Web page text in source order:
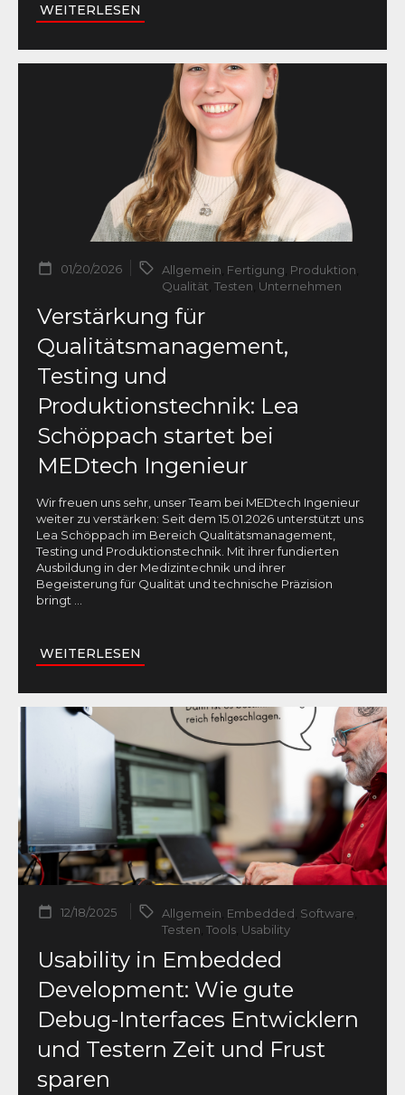
WEITERLESEN
01/20/2026 Allgemein Fertigung Produktion
Qualität Testen Unternehmen
Verstärkung für
Qualitätsmanagement,
Testing und
Produktionstechnik: Lea
Schöppach startet bei
MEDtech Ingenieur
Wir freuen uns sehr, unser Team bei MEDtech Ingenieur
weiter zu verstärken: Seit dem 15.01.2026 unterstützt uns
Lea Schöppach im Bereich Qualitätsmanagement,
Testing und Produktionstechnik. Mit ihrer fundierten
Ausbildung in der Medizintechnik und ihrer
Begeisterung für Qualität und technische Präzision
bringt
WEITERLESEN
12/18/2025 Allgemein Embedded Software
Testen Tools, Usability
Usability in Embedded
Development: Wie gute
Debug-Interfaces Entwicklern
und Testern Zeit und Frust
sparen